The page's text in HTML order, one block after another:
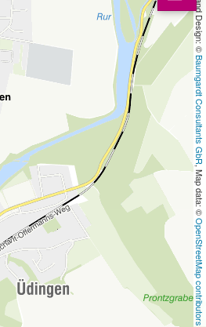
Baumgardt Consultants GbR
, Map data: ©
OpenStreetMap contributors